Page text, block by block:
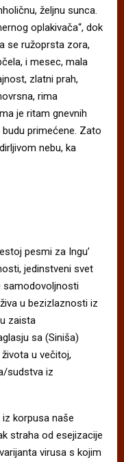
željnu sunca.
oplakivača“, dok
se ružoprsta zora,
i mesec, mala
zlatni prah,
rima
je ritam gnevnih
primećene. Zato
nebu, ka
pesmi za Ingu’
jedinstveni svet
samodovoljnosti
u bezizlaznosti iz
zaista
sa (Siniša)
u večitoj,
sudstva iz
korpusa naše
straha od esejizacije
virusa s kojim